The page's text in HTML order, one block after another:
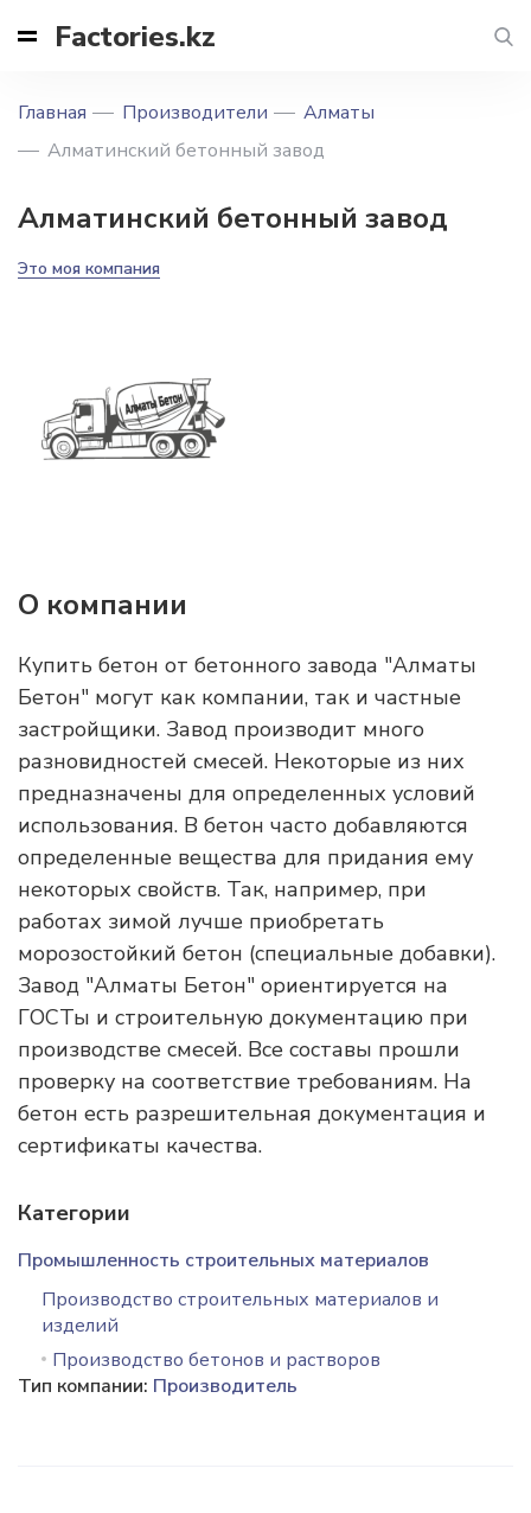
Factories.kz
Главная Производители
Алматы
Алматинский бетонный завод
Алматинский бетонный завод
Это моя компания
О компании
Купить бетон от бетонного завода "Алматы
Бетон" могут как компании, так и частные
застройщики. Завод производит много
разновидностей смесей. Некоторые из них
предназначены для определенных условий
использования. В бетон часто добавляются
определенные вещества для придания ему
некоторых свойств. Так, например, при
работах зимой лучше приобретать
морозостойкий бетон (специальные добавки).
Завод "Алматы Бетон" ориентируется на
ГОСТы и строительную документацию при
производстве смесей. Все составы прошли
проверку на соответствие требованиям. На
бетон есть разрешительная документация и
сертификаты качества.
Категории
Промышленность строительных материалов
Производство строительных материалов и
изделий
Производство бетонов и растворов
Тип компании: Производитель